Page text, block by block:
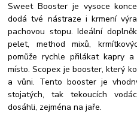
Sweet Booster je vysoce
dodá tvé nástraze i krmení
pachovou stopu. Ideální
pelet, method mixů,
pomůže rychle přilákat kapry
místo.Scopex je booster, který
a vůni. Tento booster je
stojatých, tak tekoucích
dosáhli, zejména na jaře.